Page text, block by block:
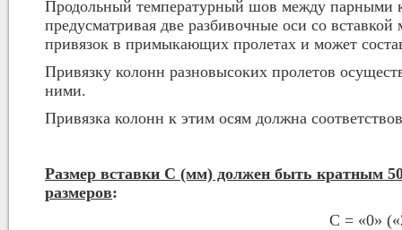
Продольный температурный шов между парными
предусматривая две разбивочные оси со
привязок в примыкающих пролетах и может
Привязку колонн разновысоких пролетов
ними.
Привязка колонн к этим осям должна
Размер вставки С (мм) должен быть кратным
размеров:
С = «0»